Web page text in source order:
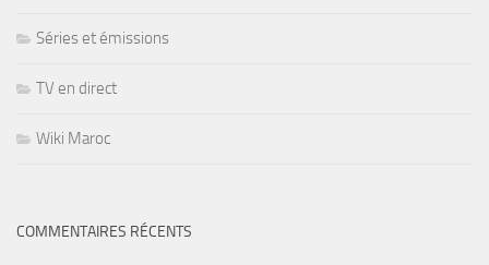
Séries et émissions
TV en direct
Wiki Maroc
COMMENTAIRES RÉCENTS